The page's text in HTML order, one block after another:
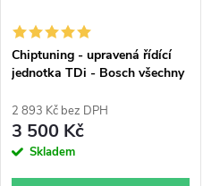
í
p
r
o
s
p
r
Chiptuning - upravená řídící
jednotka TDi - Bosch všechny
2 893 Kč bez DPH
3 500 Kč
Skladem